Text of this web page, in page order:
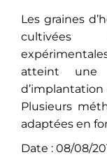
Les graines
atteint une
Plusieurs
adaptées en
Date : 08/08/